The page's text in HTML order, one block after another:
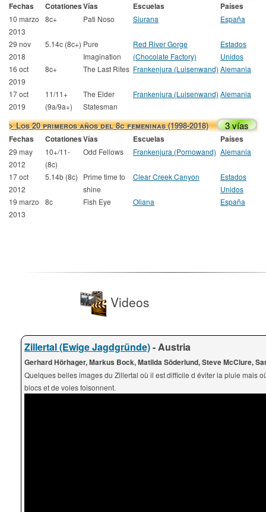
Fechas CotationesVías Escuelas Países
10 marzo
2013
8c+ Pati Noso Siurana España
29 nov
2018
5.14c (8c+) Pure
Imagination
Red River Gorge
(Chocolate Factory)
Estados
Unidos
16 oct
2019
8c+ The Last Rites Frankenjura (Luisenwand) Alemania
17 oct
2019
11/11+
(9a/9a+)
The Elder
Statesman
Frankenjura (Luisenwand) Alemania
> Los 20 primeros años del 8c femeninas (1998-2018) 3 vías
Fechas CotationesVías Escuelas Países
29 may
2012
10+/11-
(8c)
Odd Fellows Frankenjura (Pornowand) Alemania
17 oct
2012
5.14b (8c)
Prime time to
shine
Clear Creek Canyon
Estados
Unidos
19 marzo
2013
8c Fish Eye Oliana España
Videos
Zillertal (Ewige Jagdgründe)- Austria
Gerhard Hörhager, Markus Bock, Matilda Söderlund, Steve McClure,
Quelques belles images du Zillertal où il est difficile d éviter la pluie mais
blocs et de voies foisonnent.